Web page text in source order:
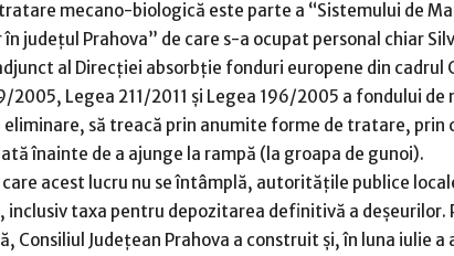
mecano-biologică este parte a “Sistemului de
în județul Prahova” de care s-a ocupat personal chiar
al Direcţiei absorbţie fonduri europene din cadrul
2005, Legea 211/2011 și Legea 196/2005 a fondului de
să treacă prin anumite forme de tratare, prin
înainte de a ajunge la rampă (la groapa de gunoi).
care acest lucru nu se întâmplă, autoritățile publice
taxa pentru depozitarea definitivă a deșeurilor.
Consiliul Județean Prahova a construit și, în luna iulie a